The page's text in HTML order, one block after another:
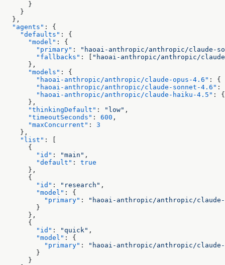
      }
    }
  },
  "agents"
: {
    "defaults"
: {
      "model"
: {
        "primary"
:
"haoai-anthropic/anthropic/claude-
        "fallbacks"
: [
"haoai-anthropic/anthropic/
      },
      "models"
: {
        "haoai-anthropic/anthropic/claude-opus-4.6"
: {
        "haoai-anthropic/anthropic/claude-sonnet-4.6"
:
        "haoai-anthropic/anthropic/claude-haiku-4.5"
:
      },
      "thinkingDefault"
: "low" ,
      "timeoutSeconds"
: 600 ,
      "maxConcurrent"
: 3
    },
    "list"
: [
      {
        "id"
: "main" ,
        "default"
: true
      },
      {
        "id"
: "research" ,
        "model"
: {
          "primary"
:
"haoai-anthropic/anthropic/
        }
      },
      {
        "id"
: "quick" ,
        "model"
: {
          "primary"
:
"haoai-anthropic/anthropic/
        }
      }